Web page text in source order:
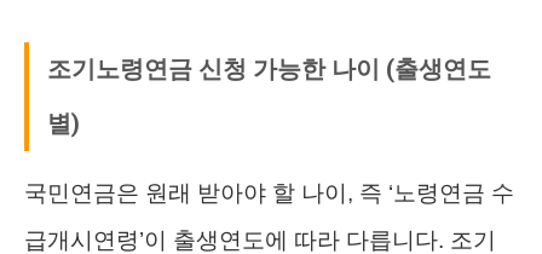
조기노령연금 신청 가능한 나이 (출생연도
별)
국민연금은 원래 받아야 할 나이, 즉 ‘노령연금 수
급개시연령’이 출생연도에 따라 다릅니다. 조기